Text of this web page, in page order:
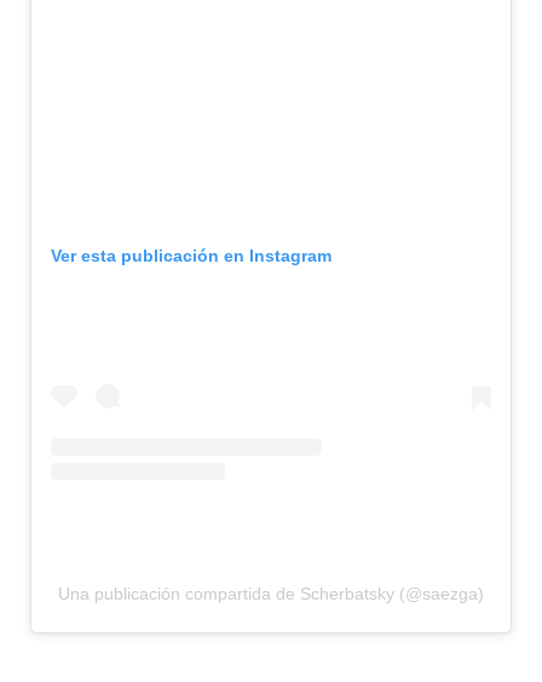
Ver esta publicación en Instagram
Una publicación compartida de Scherbatsky (@saezga)